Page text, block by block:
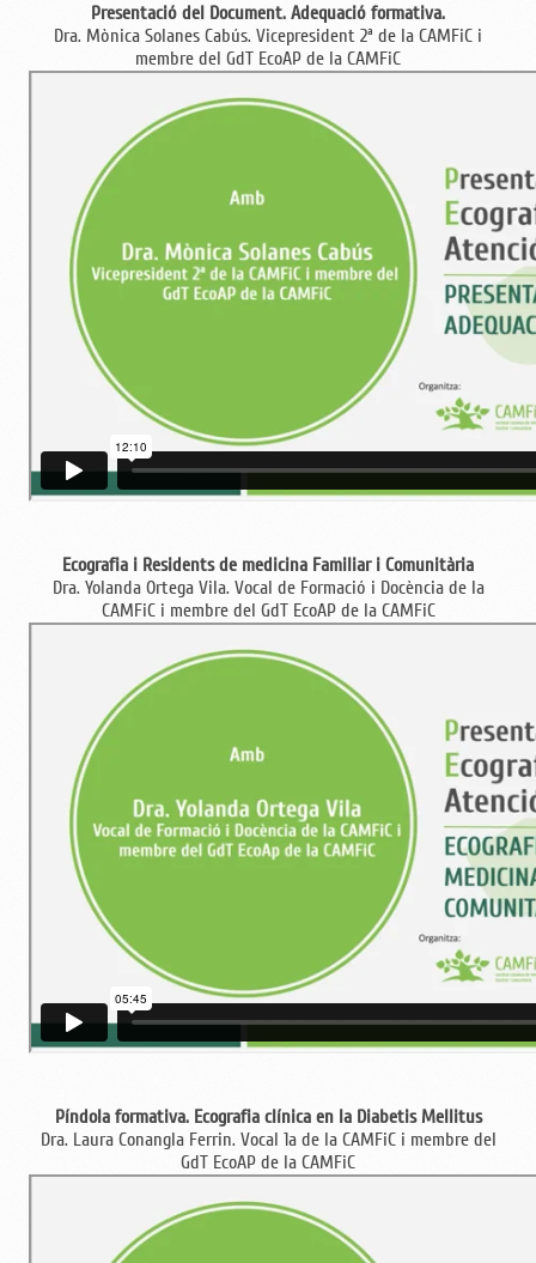
Presentació del Document. Adequació formativa.
Dra. Mònica Solanes Cabús. Vicepresident 2ª de la CAMFiC i
membre del GdT EcoAP de la CAMFiC
Ecografia i Residents de medicina Familiar i Comunitària
Dra. Yolanda Ortega Vila. Vocal de Formació i Docència de la
CAMFiC i membre del GdT EcoAP de la CAMFiC
Píndola formativa. Ecografia clínica en la Diabetis Mellitus
Dra. Laura Conangla Ferrin. Vocal 1a de la CAMFiC i membre del
GdT EcoAP de la CAMFiC